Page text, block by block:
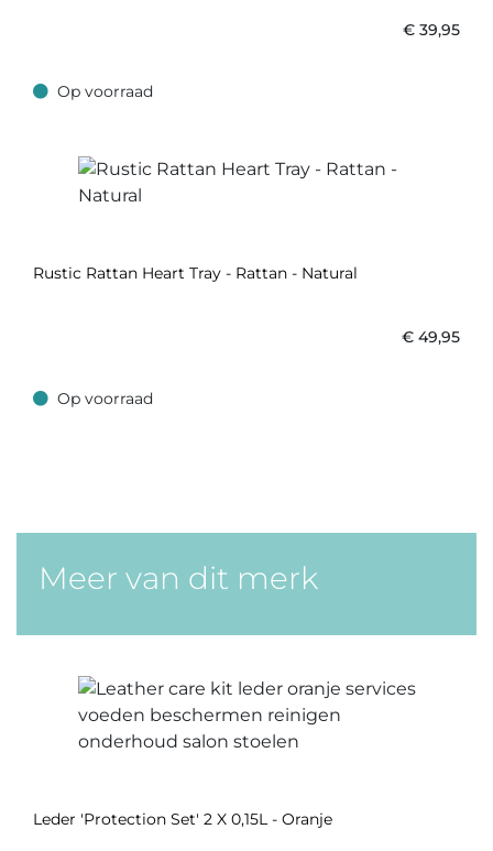
€ 39,95
Op voorraad
Op voorraad
Rustic Rattan Heart Tray - Rattan - Natural
€ 49,95
Op voorraad
Op voorraad
Meer van dit merk
Leder 'Protection Set' 2 X 0,15L - Oranje